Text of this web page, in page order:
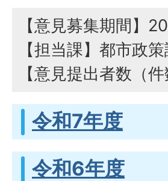
【意見募集期間】
【担当課】都市政
【意見提出者数（
令和7年度
令和6年度